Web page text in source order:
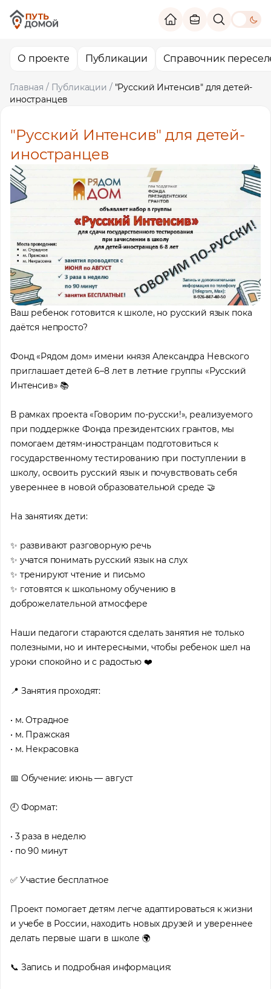
theme
О проекте Публикации Справочник
Главная / Публикации / "Русский Интенсив" для детей-
иностранцев
"Русский Интенсив" для детей-
иностранцев
Ваш ребенок готовится к школе, но русский язык пока
даётся непросто?
Фонд «Рядом дом» имени князя Александра Невского
приглашает детей 6–8 лет в летние группы «Русский
Интенсив» 📚
В рамках проекта «Говорим по-русски!», реализуемого
при поддержке Фонда президентских грантов, мы
помогаем детям-иностранцам подготовиться к
государственному тестированию при поступлении в
школу, освоить русский язык и почувствовать себя
увереннее в новой образовательной среде 🤝
На занятиях дети:
✨ развивают разговорную речь
✨ учатся понимать русский язык на слух
✨ тренируют чтение и письмо
✨ готовятся к школьному обучению в
доброжелательной атмосфере
Наши педагоги стараются сделать занятия не только
полезными, но и интересными, чтобы ребенок шел на
уроки спокойно и с радостью ❤️
📍 Занятия проходят:
• м. Отрадное
• м. Пражская
• м. Некрасовка
📅 Обучение: июнь — август
🕘 Формат:
• 3 раза в неделю
• по 90 минут
✅ Участие бесплатное
Проект помогает детям легче адаптироваться к жизни
и учебе в России, находить новых друзей и увереннее
делать первые шаги в школе 🌍
📞 Запись и подробная информация: